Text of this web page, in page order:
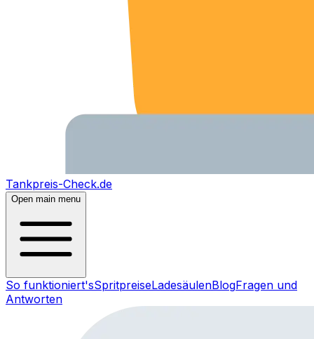
Tankpreis-Check.de
Open main menu
So funktioniert'sSpritpreiseLadesäulenBlogFragen und
Antworten